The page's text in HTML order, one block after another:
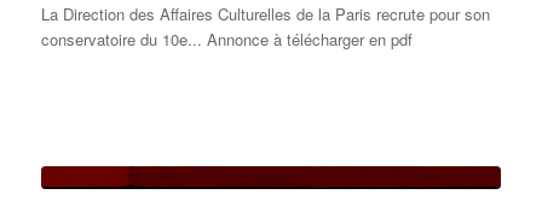
La Direction des Affaires Culturelles de la Paris recrute pour son
conservatoire du 10e... Annonce à télécharger en pdf